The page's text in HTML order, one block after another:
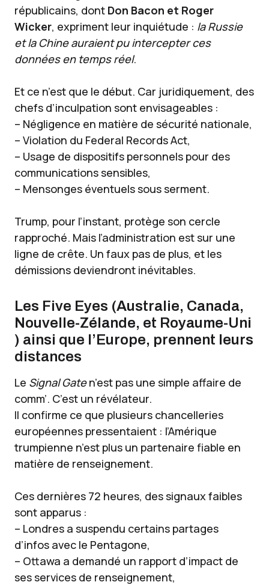
républicains, dont Don Bacon et Roger
Wicker, expriment leur inquiétude : la Russie
et la Chine auraient pu intercepter ces
données en temps réel.
Et ce n’est que le début. Car juridiquement, des
chefs d’inculpation sont envisageables :
– Négligence en matière de sécurité nationale,
– Violation du Federal Records Act,
– Usage de dispositifs personnels pour des
communications sensibles,
– Mensonges éventuels sous serment.
Trump, pour l’instant, protège son cercle
rapproché. Mais l’administration est sur une
ligne de crête. Un faux pas de plus, et les
démissions deviendront inévitables.
Les Five Eyes (Australie, Canada,
Nouvelle-Zélande, et Royaume-Uni
) ainsi que l’Europe, prennent leurs
distances
Le Signal Gaten’est pas une simple affaire de
comm’. C’est un révélateur.
Il confirme ce que plusieurs chancelleries
européennes pressentaient : l’Amérique
trumpienne n’est plus un partenaire fiable en
matière de renseignement.
Ces dernières 72 heures, des signaux faibles
sont apparus :
– Londres a suspendu certains partages
d’infos avec le Pentagone,
– Ottawa a demandé un rapport d’impact de
ses services de renseignement,